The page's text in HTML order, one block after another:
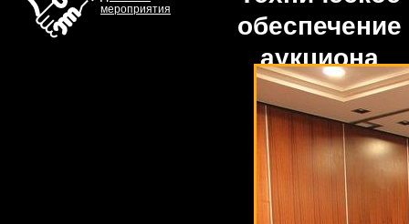
мероприятия
обеспечение
аукциона